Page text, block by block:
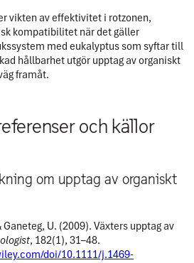
vikten aveffektivitet i rotzonen,
kompatibilitet när det gäller
med eukalyptus som syftar till
hållbarhet utgör upptag av organiskt
framåt.
och källor
om upptag av organiskt
U. (2009). Växters upptag av
, 182(1), 31–48.
doi/10.1111/j.1469-